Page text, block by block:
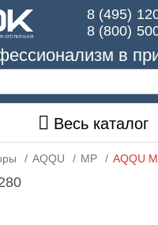
в
8 (495)
8 (800)
Весь каталог
AQQU MP AQQU